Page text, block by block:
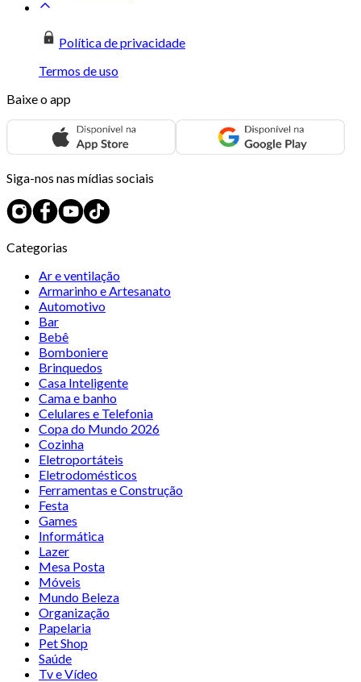
Política de privacidade
Termos de uso
Baixe o app
Siga-nos nas mídias sociais
Categorias
Ar e ventilação
Armarinho e Artesanato
Automotivo
Bar
Bebê
Bomboniere
Brinquedos
Casa Inteligente
Cama e banho
Celulares e Telefonia
Copa do Mundo 2026
Cozinha
Eletroportáteis
Eletrodomésticos
Ferramentas e Construção
Festa
Games
Informática
Lazer
Mesa Posta
Móveis
Mundo Beleza
Organização
Papelaria
Pet Shop
Saúde
Tv e Vídeo